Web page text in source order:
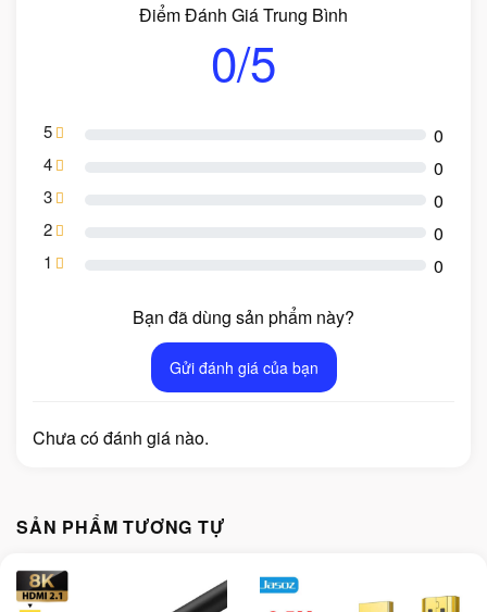
Điểm Đánh Giá Trung Bình
0/5
5 0
4 0
3 0
2 0
1 0
Bạn đã dùng sản phẩm này?
Gửi đánh giá của bạn
Chưa có đánh giá nào.
SẢN PHẨM TƯƠNG TỰ